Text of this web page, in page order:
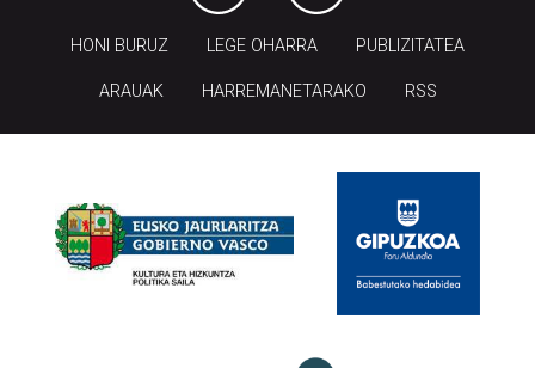
HONI BURUZ LEGE OHARRA PUBLIZITATEA
ARAUAK HARREMANETARAKO RSS